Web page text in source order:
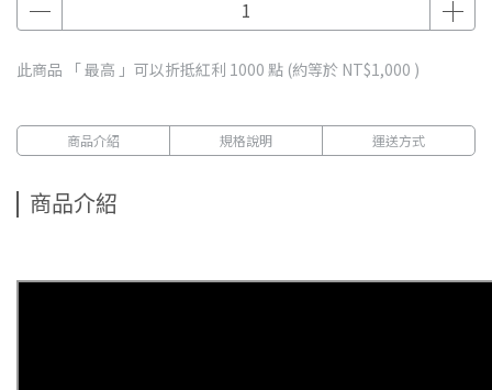
此商品 「 最高 」可以折抵紅利 1000 點 (約等於 NT$1,000 )
商品介紹 規格說明 運送方式
商品介紹